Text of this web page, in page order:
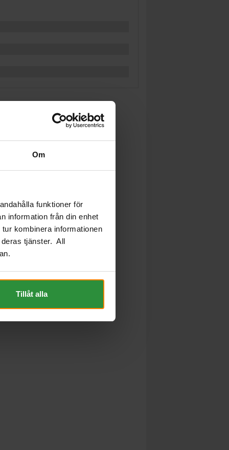
Om
funktioner för
information från din enhet
kombinera informationen
tjänster. All
Tillåt alla